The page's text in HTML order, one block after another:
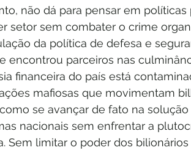
não dá para pensar em
setor sem combater o crime
da política de defesa e
encontrou parceiros nas
financeira do país está
mafiosas que movimentam
se avançar de fato na
nacionais sem enfrentar a
Sem limitar o poder dos